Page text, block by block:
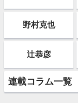
野村克也
辻恭彦
連載コラム一覧